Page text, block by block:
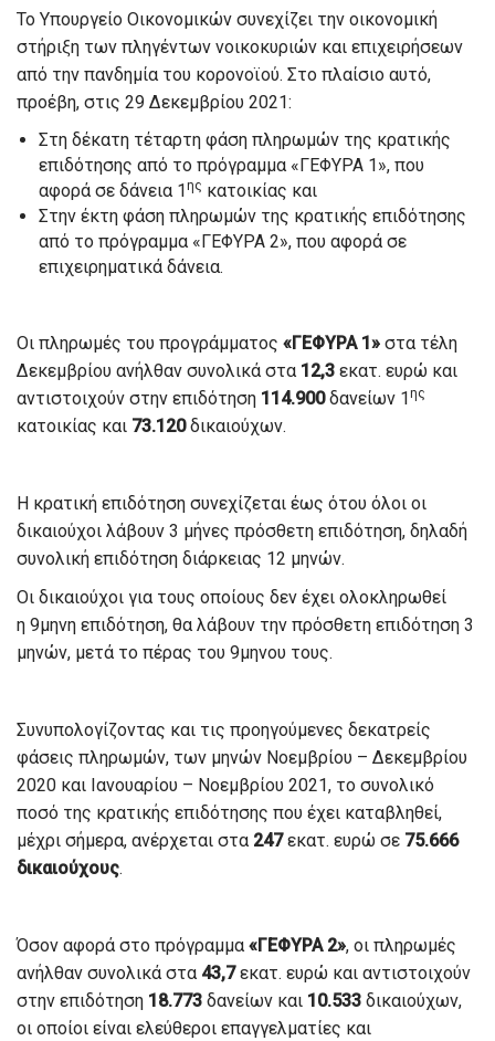
Το Υπουργείο Οικονομικών συνεχίζει την οικονομική
στήριξη των πληγέντων νοικοκυριών και επιχειρήσεων
από την πανδημία του κορονοϊού. Στο πλαίσιο αυτό,
προέβη, στις 29 Δεκεμβρίου 2021:
Στη δέκατη τέταρτη φάση πληρωμών της κρατικής
επιδότησης από το πρόγραμμα «ΓΕΦΥΡΑ 1», που
αφορά σε δάνεια 1ης κατοικίας και
Στην έκτη φάση πληρωμών της κρατικής επιδότησης
από το πρόγραμμα «ΓΕΦΥΡΑ 2», που αφορά σε
επιχειρηματικά δάνεια.
Οι πληρωμές του προγράμματος «ΓΕΦΥΡΑ 1» στα τέλη
Δεκεμβρίου ανήλθαν συνολικά στα 12,3 εκατ. ευρώ και
αντιστοιχούν στην επιδότηση 114.900δανείων 1ης
κατοικίας και 73.120δικαιούχων.
Η κρατική επιδότηση συνεχίζεται έως ότου όλοι οι
δικαιούχοι λάβουν 3 μήνες πρόσθετη επιδότηση, δηλαδή
συνολική επιδότηση διάρκειας 12 μηνών.
Οι δικαιούχοι για τους οποίους δεν έχει ολοκληρωθεί
η 9μηνη επιδότηση, θα λάβουν την πρόσθετη επιδότηση 3
μηνών, μετά το πέρας του 9μηνου τους.
Συνυπολογίζοντας και τις προηγούμενες δεκατρείς
φάσεις πληρωμών, των μηνών Νοεμβρίου – Δεκεμβρίου
2020 και Ιανουαρίου – Νοεμβρίου 2021, το συνολικό
ποσό της κρατικής επιδότησης που έχει καταβληθεί,
μέχρι σήμερα, ανέρχεται στα 247εκατ. ευρώ σε 75.666
δικαιούχους.
Όσον αφορά στο πρόγραμμα «ΓΕΦΥΡΑ 2», οι πληρωμές
ανήλθαν συνολικά στα 43,7εκατ. ευρώ και αντιστοιχούν
στην επιδότηση 18.773 δανείων και 10.533 δικαιούχων,
οι οποίοι είναι ελεύθεροι επαγγελματίες και